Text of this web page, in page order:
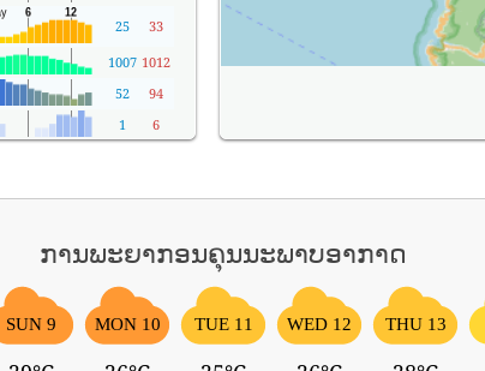
25
33
1007 1012
52
94
1 6
ການພະຍາກອນຄຸນນະພາບອາກາດ
SUN 9 MON 10 TUE 11 WED 12 THU 13